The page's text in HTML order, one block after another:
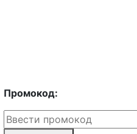
Промокод: